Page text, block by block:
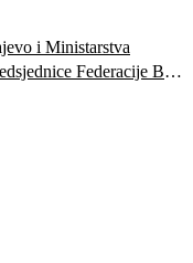
i Ministarstva
Federacije BiH